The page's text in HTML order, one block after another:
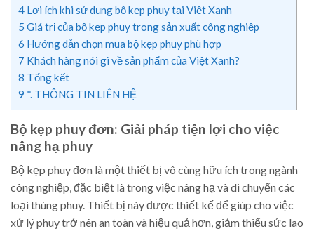
4 Lợi ích khi sử dụng bộ kẹp phuy tại Việt Xanh
5 Giá trị của bộ kẹp phuy trong sản xuất công nghiệp
6 Hướng dẫn chọn mua bộ kẹp phuy phù hợp
7 Khách hàng nói gì về sản phẩm của Việt Xanh?
8 Tổng kết
9 *. THÔNG TIN LIÊN HỆ
Bộ kẹp phuy đơn: Giải pháp tiện lợi cho việc
nâng hạ phuy
Bộ kẹp phuy đơn là một thiết bị vô cùng hữu ích trong ngành
công nghiệp, đặc biệt là trong việc nâng hạ và di chuyển các
loại thùng phuy. Thiết bị này được thiết kế để giúp cho việc
xử lý phuy trở nên an toàn và hiệu quả hơn, giảm thiểu sức lao